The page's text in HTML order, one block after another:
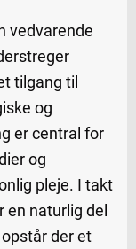
vedvarende
tilgang til
og
er central for
og
pleje. I takt
naturlig del
der et